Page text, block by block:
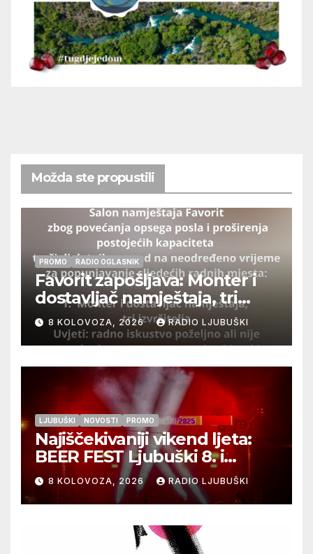
Možda ste propustili
PROMO RADIO OGLASNIK
Favorit zapošljava: Monter i
dostavljač namještaja, tri
izvršitelja
8 KOLOVOZA, 2026 RADIO LJUBUŠKI
LJUBUŠKI NOVOSTI PROMO
Najiščekivaniji vikend ljeta:
BEER FEST Ljubuški 8. i
9.kolovoza
8 KOLOVOZA, 2026 RADIO LJUBUŠKI